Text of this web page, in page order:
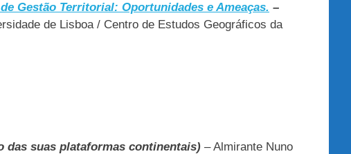
Gestão Territorial: Oportunidades e Ameaças. –
de Lisboa / Centro de Estudos Geográficos da
das suas plataformas continentais) – Almirante Nuno